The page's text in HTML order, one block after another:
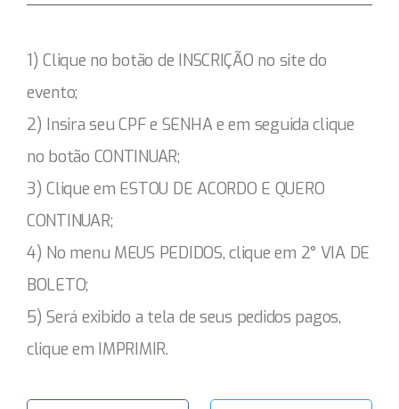
1) Clique no botão de INSCRIÇÃO no site do
evento;
2) Insira seu CPF e SENHA e em seguida clique
no botão CONTINUAR;
3) Clique em ESTOU DE ACORDO E QUERO
CONTINUAR;
4) No menu MEUS PEDIDOS, clique em 2° VIA DE
BOLETO;
5) Será exibido a tela de seus pedidos pagos,
clique em IMPRIMIR.